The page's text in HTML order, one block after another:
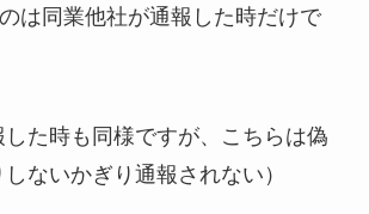
は同業他社が通報した時だけで
した時も同様ですが、こちらは偽
ないかぎり通報されない）